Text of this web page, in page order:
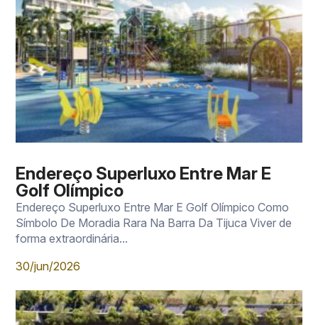
Endereço Superluxo Entre Mar E
Golf Olímpico
Endereço Superluxo Entre Mar E Golf Olímpico Como
Símbolo De Moradia Rara Na Barra Da Tijuca Viver de
forma extraordinária...
30/jun/2026